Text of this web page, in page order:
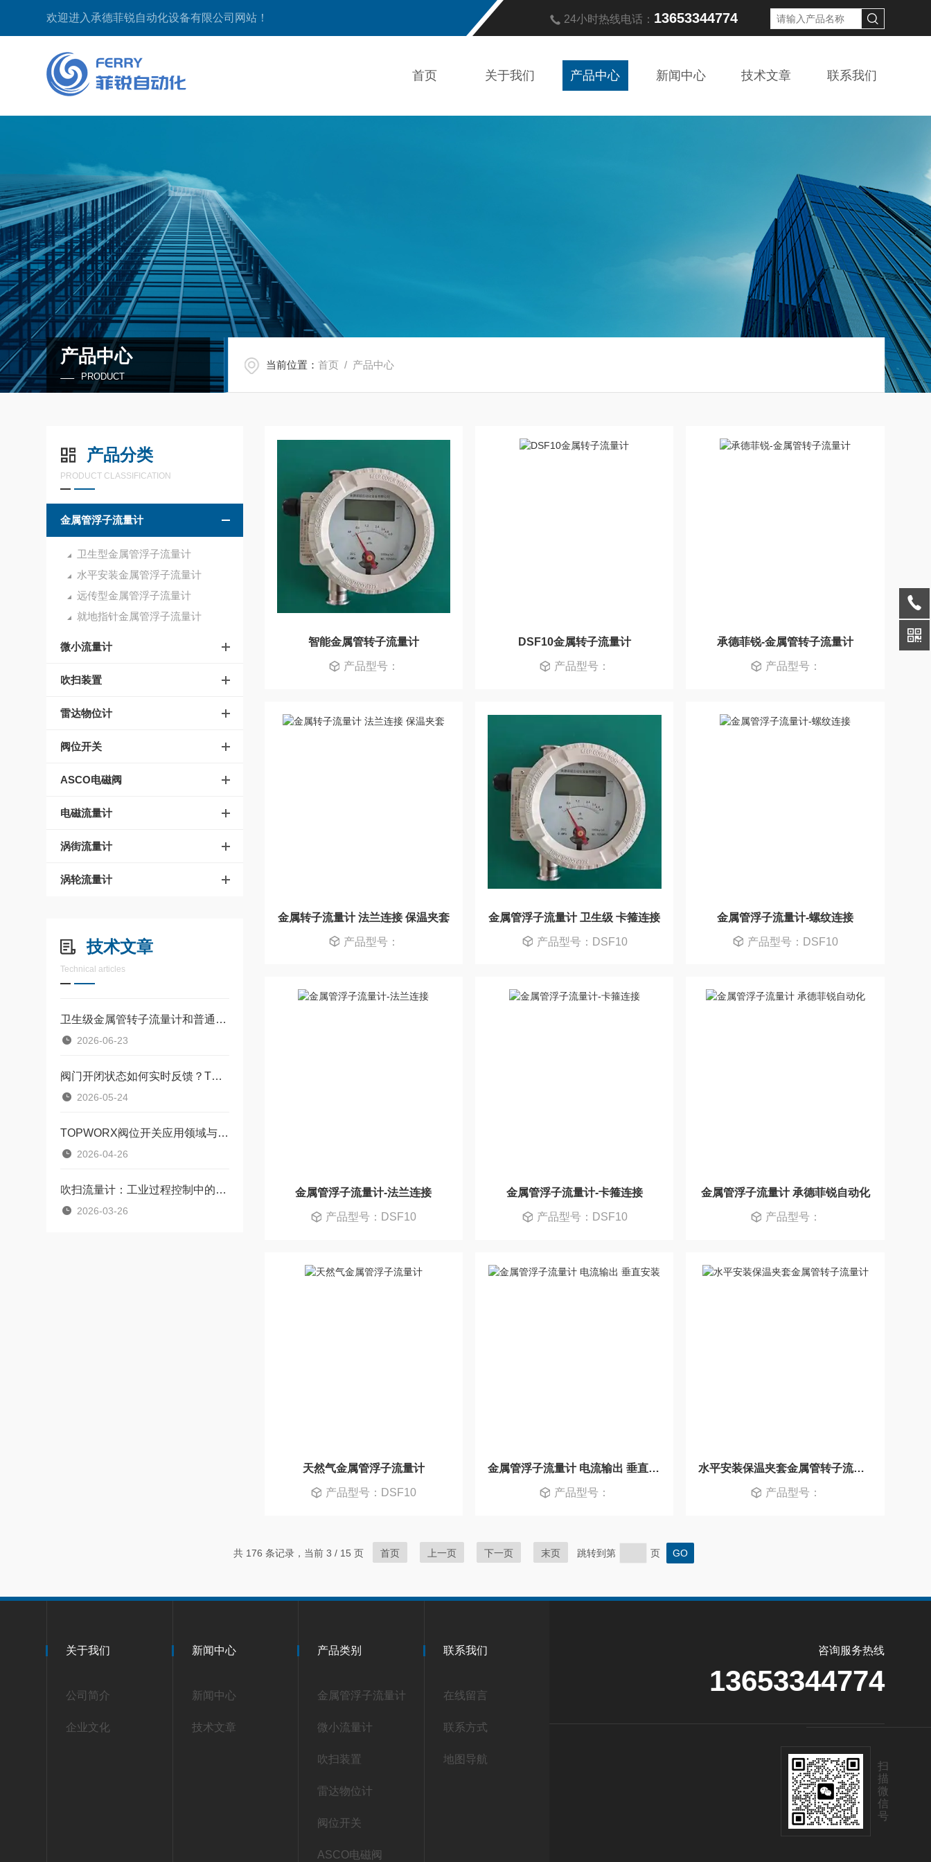
欢迎进入承德菲锐自动化设备有限公司网站！ 24小时热线电话： 13653344774
首页 关于我们 产品中心 新闻中心 技术文章 联系我们
产品中心
PRODUCT
当前位置：首页 / 产品中心
产品分类
PRODUCT CLASSIFICATION
金属管浮子流量计
卫生型金属管浮子流量计
水平安装金属管浮子流量计
远传型金属管浮子流量计
就地指针金属管浮子流量计
微小流量计
吹扫装置
雷达物位计
阀位开关
ASCO电磁阀
电磁流量计
涡街流量计
涡轮流量计
技术文章
Technical articles
卫生级金属管转子流量计和普通转子流量计，差的不只是材质
2026-06-23
阀门开闭状态如何实时反馈？TOPWORX阀门回讯器技术原理详解
2026-05-24
TOPWORX阀位开关应用领域与维护建议
2026-04-26
吹扫流量计：工业过程控制中的“精准守卫者”
2026-03-26
智能金属管转子流量计
产品型号：
DSF10金属转子流量计
产品型号：
承德菲锐-金属管转子流量计
产品型号：
金属转子流量计 法兰连接 保温夹套
产品型号：
金属管浮子流量计 卫生级 卡箍连接
产品型号：DSF10
金属管浮子流量计-螺纹连接
产品型号：DSF10
金属管浮子流量计-法兰连接
产品型号：DSF10
金属管浮子流量计-卡箍连接
产品型号：DSF10
金属管浮子流量计 承德菲锐自动化
产品型号：
天然气金属管浮子流量计
产品型号：DSF10
金属管浮子流量计 电流输出 垂直安装
产品型号：
水平安装保温夹套金属管转子流量计
产品型号：
共 176 条记录，当前 3 / 15 页 首页 上一页 下一页 末页 跳转到第 页
关于我们
公司简介
企业文化
新闻中心
新闻中心
技术文章
产品类别
金属管浮子流量计
微小流量计
吹扫装置
雷达物位计
阀位开关
ASCO电磁阀
联系我们
在线留言
联系方式
地图导航
咨询服务热线
13653344774
扫
描
微
信
号